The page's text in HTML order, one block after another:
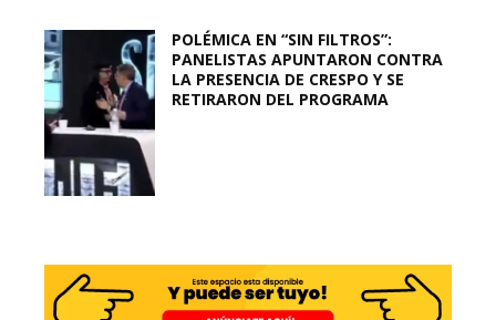
POLÉMICA EN “SIN FILTROS”:
PANELISTAS APUNTARON CONTRA
LA PRESENCIA DE CRESPO Y SE
RETIRARON DEL PROGRAMA